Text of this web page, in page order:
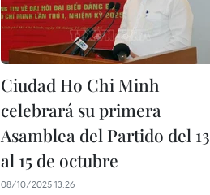
Ciudad Ho Chi Minh
celebrará su primera
Asamblea del Partido del 13
al 15 de octubre
08/10/2025 13:26